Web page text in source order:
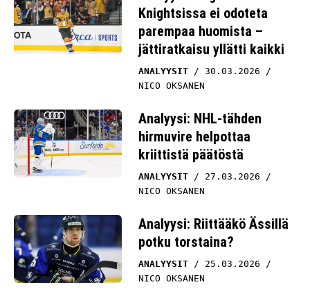
Knightsissa ei odoteta
parempaa huomista –
jättiratkaisu yllätti kaikki
ANALYYSIT
30.03.2026
NICO OKSANEN
Analyysi: NHL-tähden
hirmuvire helpottaa
kriittistä päätöstä
ANALYYSIT
27.03.2026
NICO OKSANEN
Analyysi: Riittääkö Ässillä
potku torstaina?
ANALYYSIT
25.03.2026
NICO OKSANEN